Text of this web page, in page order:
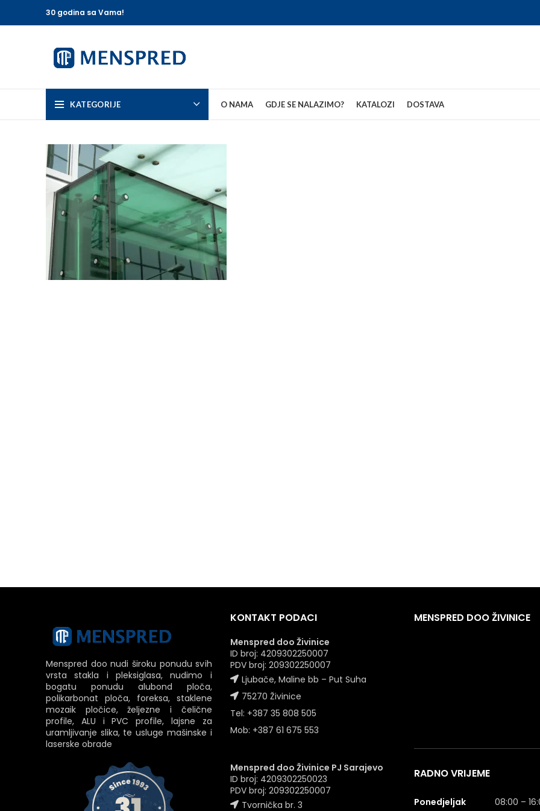
30 godina sa Vama!
KATEGORIJE O NAMA GDJE SE NALAZIMO? KATALOZI DOSTAVA
Menspred doo nudi široku ponudu svih
vrsta stakla i pleksiglasa, nudimo i
bogatu ponudu alubond ploča,
polikarbonat ploča, foreksa, staklene
mozaik pločice, željezne i čelične
profile, ALU i PVC profile, lajsne za
uramljivanje slika, te usluge mašinske i
laserske obrade
KONTAKT PODACI
Menspred doo Živinice
ID broj: 4209302250007
PDV broj: 209302250007
Ljubače, Maline bb – Put Suha
75270 Živinice
Tel: +387 35 808 505
Mob: +387 61 675 553
Menspred doo Živinice PJ Sarajevo
ID broj: 4209302250023
PDV broj: 209302250007
Tvornička br. 3
MENSPRED DOO ŽIVINICE
RADNO VRIJEME
Ponedjeljak 08:00 –